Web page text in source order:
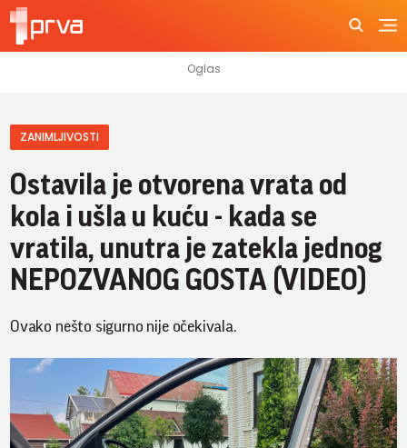
ZANIMLJIVOSTI
Ostavila je otvorena vrata od
kola i ušla u kuću - kada se
vratila, unutra je zatekla jednog
NEPOZVANOG GOSTA (VIDEO)
Ovako nešto sigurno nije očekivala.